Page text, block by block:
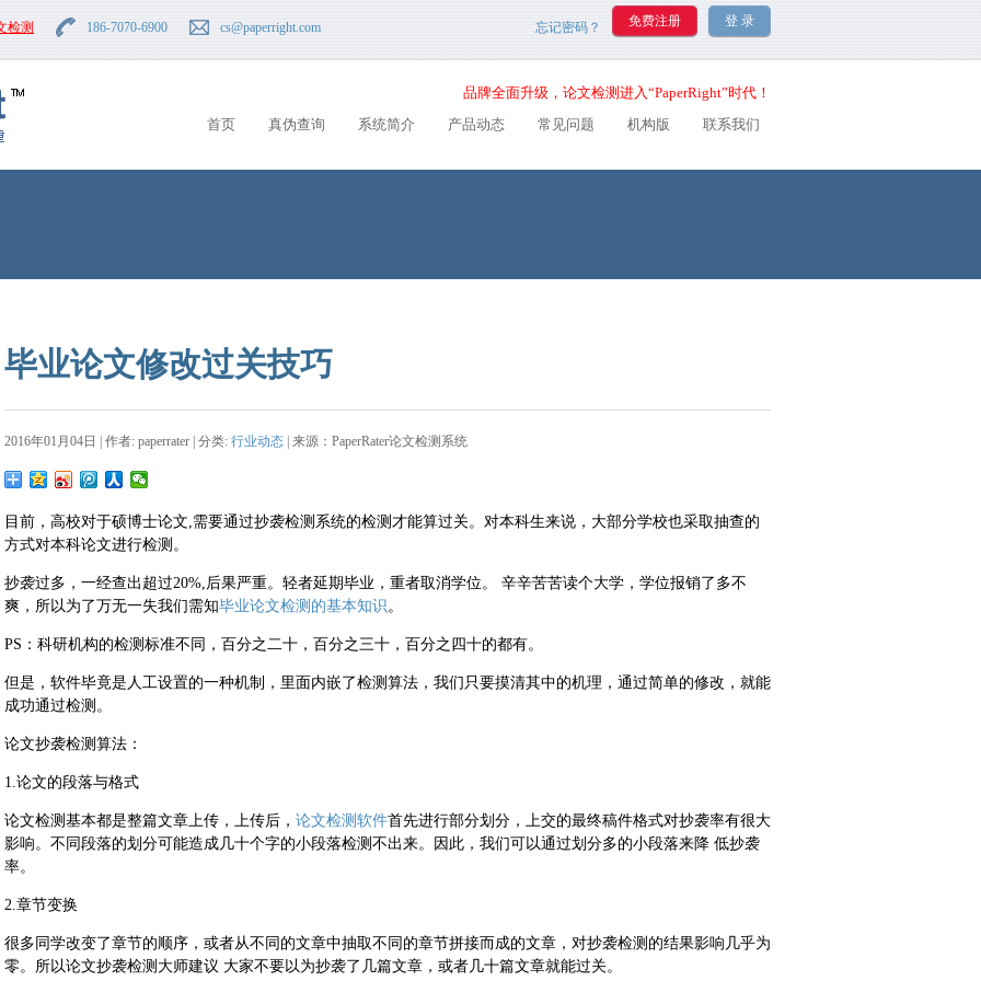
检测 186-7070-6900 cs@paperright.com 忘记密码？
品牌全面升级，论文检测进入“PaperRight”时代！
首页
真伪查询 系统简介 产品动态 常见问题 机构版 联系我们
毕业论文修改过关技巧
2016年01月04日 | 作者: paperrater | 分类: 行业动态 | 来源：PaperRater论文检测系统
目前，高校对于硕博士论文,需要通过抄袭检测系统的检测才能算过关。对本科生来说，大部分学校也采取抽查的
方式对本科论文进行检测。
抄袭过多，一经查出超过20%,后果严重。轻者延期毕业，重者取消学位。 辛辛苦苦读个大学，学位报销了多不
爽，所以为了万无一失我们需知毕业论文检测的基本知识。
PS：科研机构的检测标准不同，百分之二十，百分之三十，百分之四十的都有。
但是，软件毕竟是人工设置的一种机制，里面内嵌了检测算法，我们只要摸清其中的机理，通过简单的修改，就能
成功通过检测。
论文抄袭检测算法：
1.论文的段落与格式
论文检测基本都是整篇文章上传，上传后， 论文检测软件首先进行部分划分，上交的最终稿件格式对抄袭率有很大
影响。不同段落的划分可能造成几十个字的小段落检测不出来。因此，我们可以通过划分多的小段落来降 低抄袭
率。
2.章节变换
很多同学改变了章节的顺序，或者从不同的文章中抽取不同的章节拼接而成的文章，对抄袭检测的结果影响几乎为
零。所以论文抄袭检测大师建议 大家不要以为抄袭了几篇文章，或者几十篇文章就能过关。